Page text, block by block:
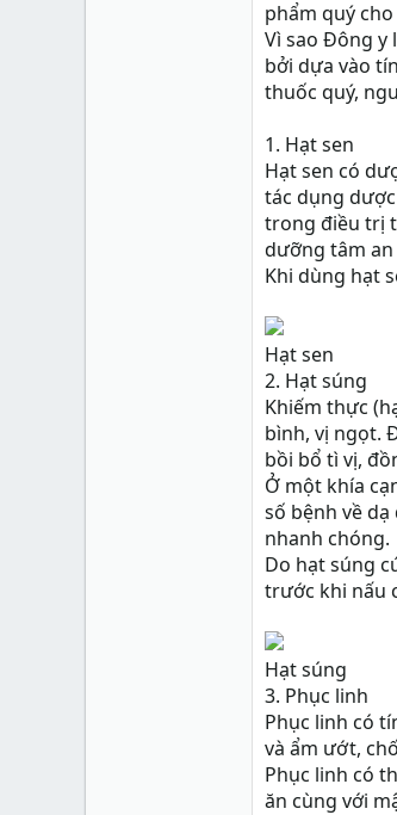
phẩm quý
Vì sao Đông y
bởi dựa vào
thuốc quý,
1. Hạt sen
Hạt sen có
tác dụng
trong điều trị
dưỡng tâm
Khi dùng hạt
Hạt sen
2. Hạt súng
Khiếm thực
bình, vị ngọt.
bồi bổ tì vị,
Ở một khía
số bệnh về
nhanh chóng.
Do hạt súng
trước khi nấu
Hạt súng
3. Phục linh
Phục linh có
và ẩm ướt,
Phục linh có
ăn cùng với